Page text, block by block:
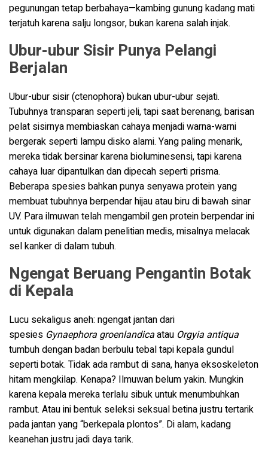
pegunungan tetap berbahaya—kambing gunung kadang mati
terjatuh karena salju longsor, bukan karena salah injak.
Ubur-ubur Sisir Punya Pelangi
Berjalan
Ubur-ubur sisir (ctenophora) bukan ubur-ubur sejati.
Tubuhnya transparan seperti jeli, tapi saat berenang, barisan
pelat sisirnya membiaskan cahaya menjadi warna-warni
bergerak seperti lampu disko alami. Yang paling menarik,
mereka tidak bersinar karena bioluminesensi, tapi karena
cahaya luar dipantulkan dan dipecah seperti prisma.
Beberapa spesies bahkan punya senyawa protein yang
membuat tubuhnya berpendar hijau atau biru di bawah sinar
UV. Para ilmuwan telah mengambil gen protein berpendar ini
untuk digunakan dalam penelitian medis, misalnya melacak
sel kanker di dalam tubuh.
Ngengat Beruang Pengantin Botak
di Kepala
Lucu sekaligus aneh: ngengat jantan dari
spesies Gynaephora groenlandicaatau Orgyia antiqua
tumbuh dengan badan berbulu tebal tapi kepala gundul
seperti botak. Tidak ada rambut di sana, hanya eksoskeleton
hitam mengkilap. Kenapa? Ilmuwan belum yakin. Mungkin
karena kepala mereka terlalu sibuk untuk menumbuhkan
rambut. Atau ini bentuk seleksi seksual betina justru tertarik
pada jantan yang “berkepala plontos”. Di alam, kadang
keanehan justru jadi daya tarik.